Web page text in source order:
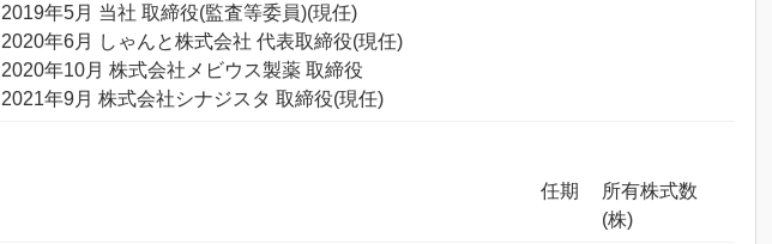
2019年5月 当社 取締役(監査等委員)(現任)
2020年6月 しゃんと株式会社 代表取締役(現任)
2020年10月 株式会社メビウス製薬 取締役
2021年9月 株式会社シナジスタ 取締役(現任)
任期
所有株式数
(株)